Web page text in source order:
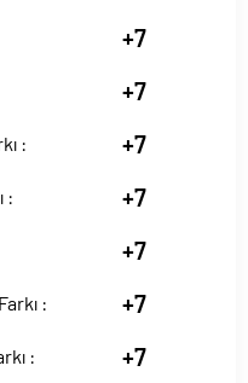
+7
+7
: +7
: +7
+7
: +7
: +7